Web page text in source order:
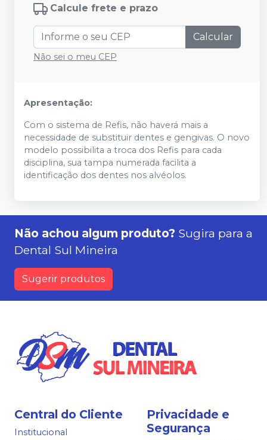
Calcule frete e prazo
Calcular
Não sei o meu CEP
Apresentação:
Com o sistema de Refis, não haverá mais a
necessidade de substituir dentes e gengivas. O novo
modelo possibilita a troca dos Refis para cada
disciplina, sua tampa numerada facilita a
identificação dos dentes nos alvéolos.
Não achou algum produto? Sugira para a
Dental Sul Mineira
Sugerir produtos
Central do Cliente
Institucional
Privacidade e
Segurança